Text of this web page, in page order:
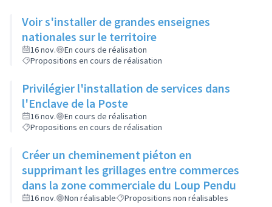
Voir s'installer de grandes enseignes
nationales sur le territoire
16 nov.
En cours de réalisation
Propositions en cours de réalisation
Privilégier l'installation de services dans
l'Enclave de la Poste
16 nov.
En cours de réalisation
Propositions en cours de réalisation
Créer un cheminement piéton en
supprimant les grillages entre commerces
dans la zone commerciale du Loup Pendu
16 nov. Non réalisable Propositions non réalisables